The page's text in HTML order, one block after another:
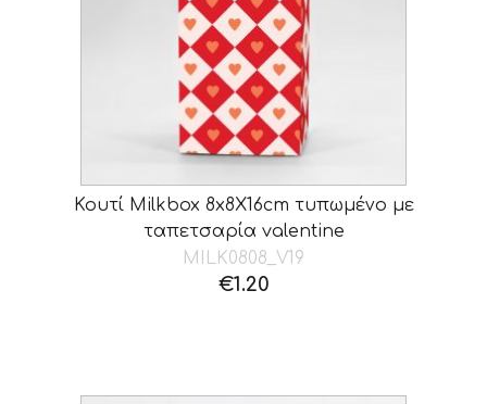
Κουτί Milkbox 8x8X16cm τυπωμένο με
ταπετσαρία valentine
MILK0808_V19
€1.20